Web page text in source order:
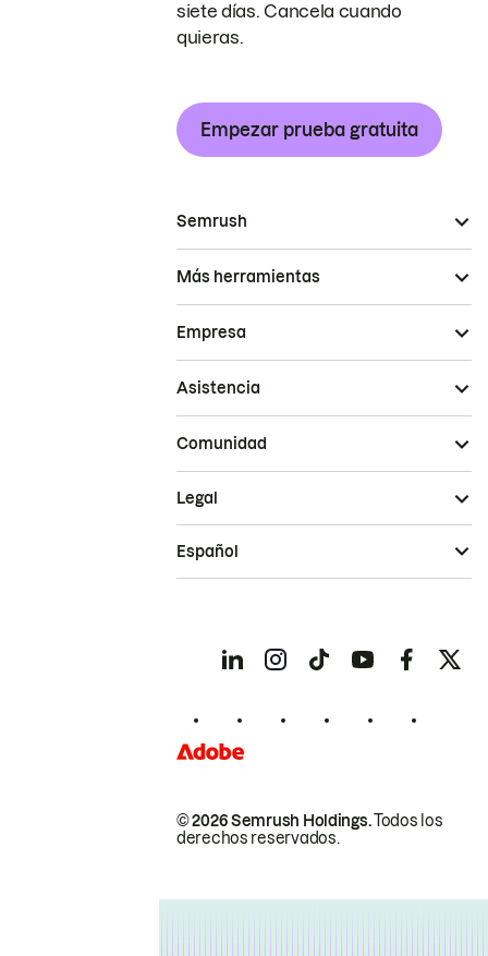
siete días. Cancela cuando
quieras.
Empezar prueba gratuita
Semrush
Más herramientas
Empresa
Asistencia
Comunidad
© 2026 Semrush Holdings.Todos los
derechos reservados.
Legal
Español